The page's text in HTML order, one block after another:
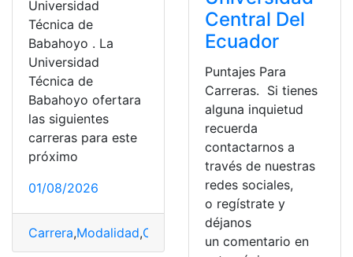
Universidad
Técnica de
Babahoyo . La
Universidad
Técnica de
Babahoyo ofertara
las siguientes
carreras para este
próximo
01/08/2026
Carrera,Modalidad,Oferta Puntaje,Universidad
Central Del
Ecuador
Puntajes Para
Carreras. Si tienes
alguna inquietud
recuerda
contactarnos a
través de nuestras
redes sociales,
o regístrate y
déjanos
un comentario en